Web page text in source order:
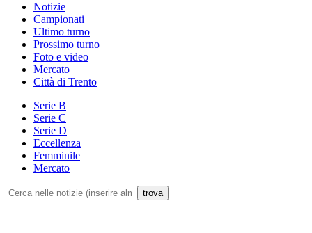
Notizie
Campionati
Ultimo turno
Prossimo turno
Foto e video
Mercato
Città di Trento
Serie B
Serie C
Serie D
Eccellenza
Femminile
Mercato